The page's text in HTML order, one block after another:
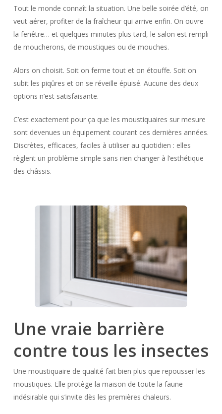
Tout le monde connaît la situation. Une belle soirée d’été, on
veut aérer, profiter de la fraîcheur qui arrive enfin. On ouvre
la fenêtre… et quelques minutes plus tard, le salon est rempli
de moucherons, de moustiques ou de mouches.
Alors on choisit. Soit on ferme tout et on étouffe. Soit on
subit les piqûres et on se réveille épuisé. Aucune des deux
options n’est satisfaisante.
C’est exactement pour ça que les moustiquaires sur mesure
sont devenues un équipement courant ces dernières années.
Discrètes, efficaces, faciles à utiliser au quotidien : elles
règlent un problème simple sans rien changer à l’esthétique
des châssis.
Une vraie barrière
contre tous les insectes
Une moustiquaire de qualité fait bien plus que repousser les
moustiques. Elle protège la maison de toute la faune
indésirable qui s’invite dès les premières chaleurs.